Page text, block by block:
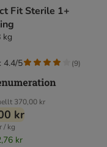
Fit Sterile 1+
kg
370,00 kr
kr
/ kg
kr
4.4/5 (9)